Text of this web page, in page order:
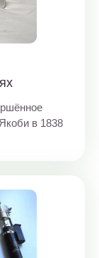
в 1838